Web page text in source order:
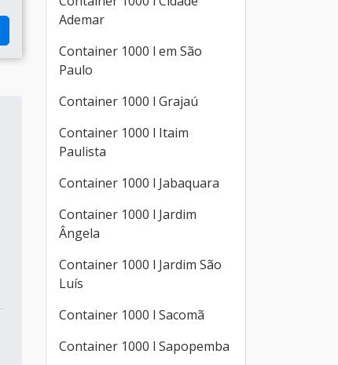
Ademar
Container 1000 l em São
Paulo
Container 1000 l Grajaú
Container 1000 l Itaim
Paulista
Container 1000 l Jabaquara
Container 1000 l Jardim
Ângela
Container 1000 l Jardim São
Luís
Container 1000 l Sacomã
Container 1000 l Sapopemba